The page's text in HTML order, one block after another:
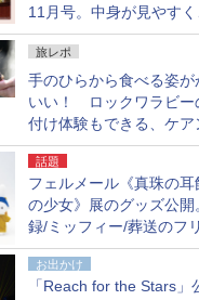
11月号。中身が見やすく
泉スパにも使える
旅レポ
手のひらから食べる姿が
いい！ ロックワラビー
付け体験もできる、ケア
でアサートン高原の日本
イド付きツアーに参加し
た
話題
フェルメール《真珠の耳
の少女》展のグッズ公開
録/ミッフィー/葬送のフリ
レンほか、注目ブランド
ボが実現
お出かけ
「Reach for the Stars」